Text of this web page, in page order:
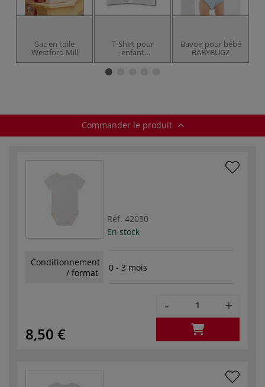
Sac en toile
Westford Mill
T-Shirt pour
enfant
Valueweight T
Bavoir pour bébé
BABYBUGZ
Commander le produit
Réf. 42030
En stock
Conditionnement
/ format
0 - 3 mois
8,50 €
- +